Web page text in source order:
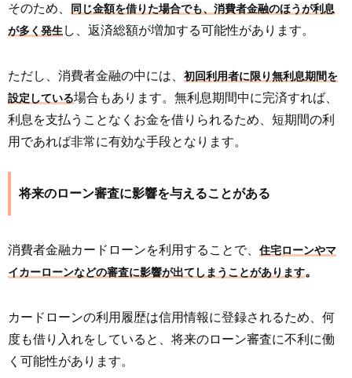
そのため、
同じ金額を借りた場合でも、消費者金融のほうが利息
が多く発生 し、返済総額が増加する可能性があります。
ただし、消費者金融の中には、 初回利用者に限り無利息期間を
設定している場合もあります。無利息期間中に完済すれば、
利息を支払うことなくお金を借りられるため、短期間の利
用であれば非常に有効な手段となります。
将来のローン審査に影響を与えることがある
消費者金融カードローンを利用することで、 住宅ローンやマ
イカーローンなどの審査に影響が出てしまうことがあります。
カードローンの利用履歴は信用情報に登録されるため、何
度も借り入れをしていると、将来のローン審査に不利に働
く可能性があります。